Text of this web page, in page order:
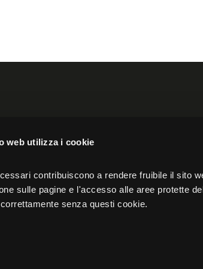
web utilizza i cookie
contribuiscono a rendere fruibile il sito
sulle pagine e l'accesso alle aree protette
senza questi cookie.
Akeron North America
350 Fifth Avenue,
New York